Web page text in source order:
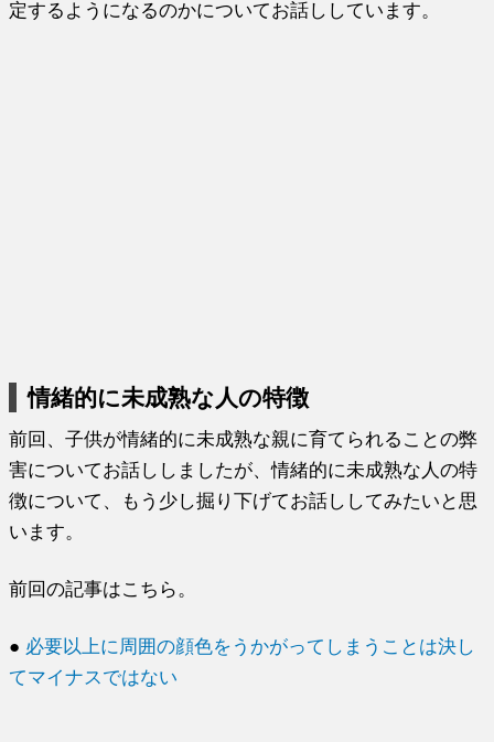
定するようになるのかについてお話ししています。
情緒的に未成熟な人の特徴
前回、子供が情緒的に未成熟な親に育てられることの弊
害についてお話ししましたが、情緒的に未成熟な人の特
徴について、もう少し掘り下げてお話ししてみたいと思
います。
前回の記事はこちら。
● 必要以上に周囲の顔色をうかがってしまうことは決し
てマイナスではない